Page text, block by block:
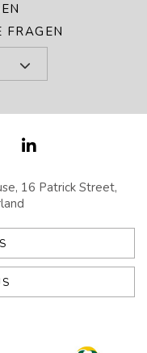
FRAGEN
16 Patrick Street,